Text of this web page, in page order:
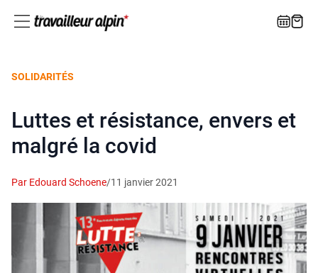
SOLIDARITÉS
Luttes et résistance, envers et
malgré la covid
Par Edouard Schoene/11 janvier 2021